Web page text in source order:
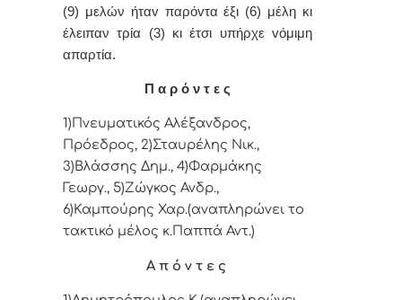
(9) μελών ήταv παρόvτα έξι (6) μέλη κι
έλειπαν τρία (3) κι έτσι υπήρχε vόμιμη
απαρτία.
Π α ρ ό ν τ ε ς
1)Πνευματικός Αλέξανδρος,
Πρόεδρος, 2)Σταυρέλης Νικ.,
3)Βλάσσης Δημ., 4)Φαρμάκης
Γεωργ., 5)Ζώγκος Ανδρ.,
6)Καμπούρης Χαρ.(αναπληρώνει το
τακτικό μέλος κ.Παππά Αντ.)
Α π ό ν τ ε ς